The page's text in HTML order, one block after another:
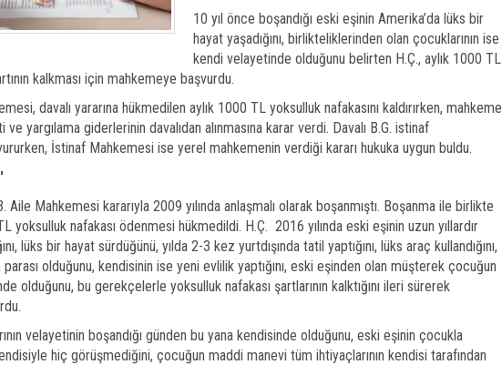
10 yıl önce boşandığı eski eşinin Amerika’da lüks bir
hayat yaşadığını, birlikteliklerinden olan çocuklarının ise
kendi velayetinde olduğunu belirten H.Ç., aylık 1000 TL
kalkması için mahkemeye başvurdu.
davalı yararına hükmedilen aylık 1000 TL yoksulluk nafakasını kaldırırken, mahkeme
yargılama giderlerinin davalıdan alınmasına karar verdi. Davalı B.G. istinaf
İstinaf Mahkemesi ise yerel mahkemenin verdiği kararı hukuka uygun buldu.
Aile Mahkemesi kararıyla 2009 yılında anlaşmalı olarak boşanmıştı. Boşanma ile birlikte
yoksulluk nafakası ödenmesi hükmedildi. H.Ç. 2016 yılında eski eşinin uzun yıllardır
lüks bir hayat sürdüğünü, yılda 2-3 kez yurtdışında tatil yaptığını, lüks araç kullandığını,
parası olduğunu, kendisinin ise yeni evlilik yaptığını, eski eşinden olan müşterek çocuğun
olduğunu, bu gerekçelerle yoksulluk nafakası şartlarının kalktığını ileri sürerek
velayetinin boşandığı günden bu yana kendisinde olduğunu, eski eşinin çocukla
hiç görüşmediğini, çocuğun maddi manevi tüm ihtiyaçlarının kendisi tarafından